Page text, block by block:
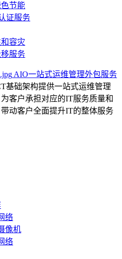
节能
证服务
容灾
服务
AIO一站式运维管理外包服务
基础架构提供一站式运维管理
客户承担对应的IT服务质量和
动客户全面提升IT的整体服务
络
像机
络